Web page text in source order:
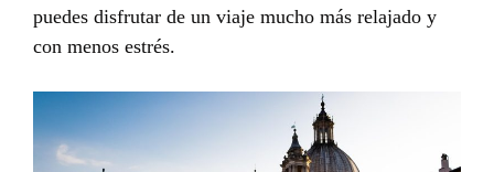
puedes disfrutar de un viaje mucho más relajado y
con menos estrés.